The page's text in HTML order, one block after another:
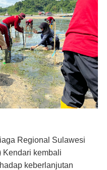
Regional Sulawesi
Kendari kembali
keberlanjutan